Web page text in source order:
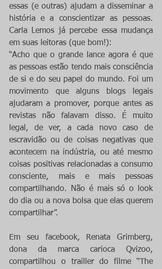
essas (e outras) ajudam a disseminar a
história e a conscientizar as pessoas.
Carla Lemos já percebe essa mudança
em suas leitoras (que bom!):
“Acho que o grande lance agora é que
as pessoas estão tendo mais consciência
de si e do seu papel do mundo. Foi um
movimento que alguns blogs legais
ajudaram a promover, porque antes as
revistas não falavam disso. É muito
legal, de ver, a cada novo caso de
escravidão ou de coisas negativas que
acontecem na indústria, ou até mesmo
coisas positivas relacionadas a consumo
consciente, mais e mais pessoas
compartilhando. Não é mais só o look
do dia ou a nova bolsa que elas querem
compartilhar”.
Em seu facebook, Renata Grimberg,
dona da marca carioca Qvizoo,
compartilhou o trailler do filme “The